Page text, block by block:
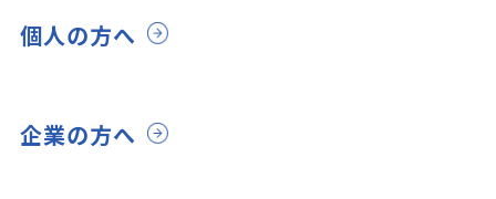
個人の方へ
企業の方へ